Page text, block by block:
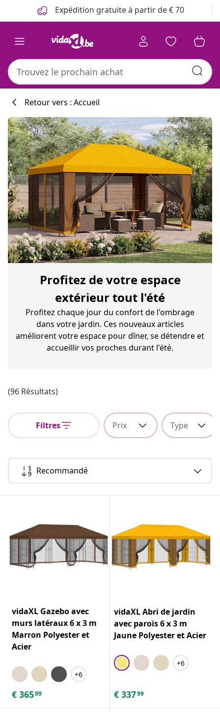
Expédition gratuite à partir de € 70
Retour vers : Accueil
Profitez de votre espace
extérieur tout l'été
Profitez chaque jour du confort de l'ombrage
dans votre jardin. Ces nouveaux articles
améliorent votre espace pour dîner, se détendre et
accueillir vos proches durant l'été.
(96 Résultats)
Filtres Prix Type
Recommandé
vidaXL Gazebo avec
murs latéraux 6 x 3 m
Marron Polyester et
Acier
+6
€ 36599
vidaXL Abri de jardin
avec parois 6 x 3 m
Jaune Polyester et Acier
+6
€ 33799